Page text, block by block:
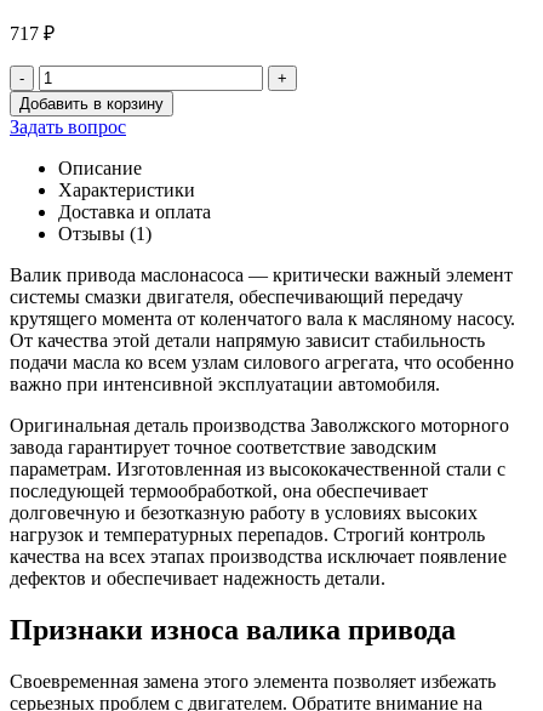
717 ₽
- +
Количество
товара
Валик
привода
маслонасоса
406,409
(ЗМЗ
Добавить в корзину
Задать вопрос
Описание
Характеристики
Доставка и оплата
Отзывы (1)
Валик привода маслонасоса — критически важный элемент
системы смазки двигателя, обеспечивающий передачу
крутящего момента от коленчатого вала к масляному насосу.
От качества этой детали напрямую зависит стабильность
подачи масла ко всем узлам силового агрегата, что особенно
важно при интенсивной эксплуатации автомобиля.
Оригинальная деталь производства Заволжского моторного
завода гарантирует точное соответствие заводским
параметрам. Изготовленная из высококачественной стали с
последующей термообработкой, она обеспечивает
долговечную и безотказную работу в условиях высоких
нагрузок и температурных перепадов. Строгий контроль
качества на всех этапах производства исключает появление
дефектов и обеспечивает надежность детали.
Признаки износа валика привода
Своевременная замена этого элемента позволяет избежать
серьезных проблем с двигателем. Обратите внимание на